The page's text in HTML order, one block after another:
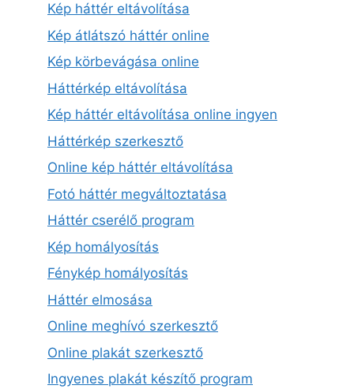
Kép háttér eltávolítása
Kép átlátszó háttér online
Kép körbevágása online
Háttérkép eltávolítása
Kép háttér eltávolítása online ingyen
Háttérkép szerkesztő
Online kép háttér eltávolítása
Fotó háttér megváltoztatása
Háttér cserélő program
Kép homályosítás
Fénykép homályosítás
Háttér elmosása
Online meghívó szerkesztő
Online plakát szerkesztő
Ingyenes plakát készítő program